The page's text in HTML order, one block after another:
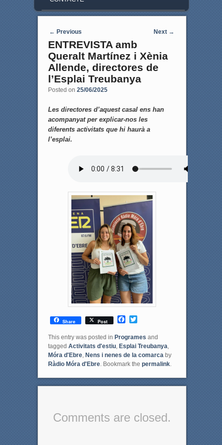
Post navigation
← Previous Next →
ENTREVISTA amb
Queralt Martínez i Xènia
Allende, directores de
l’Esplai Treubanya
Posted on 25/06/2025
Les directores d’aquest casal ens han
acompanyat per explicar-nos les
diferents activitats que hi haurà a
l’esplai.
Share Post
F
c
e
b
o
o
T
i
t
t
e
r
This entry was posted in Programes and
tagged Activitats d'estiu, Esplai Treubanya,
Móra d'Ebre, Nens i nenes de la comarcaby
Ràdio Móra d'Ebre. Bookmark the permalink.
Comments are closed.